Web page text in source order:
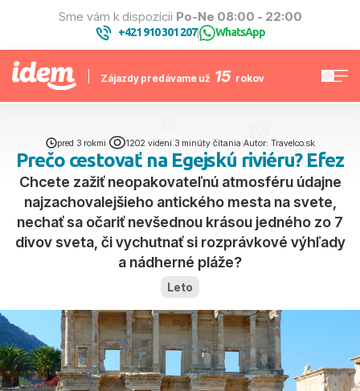
Sme vám k dispozícii Po-Ne 08:00 - 22:00
+421 910 301 207| WhatsApp
Zájazdy predávame už 15 rokov
pred 3 rokmi 1202 videní| 3 minúty čítania Autor: Travelco.sk
Prečo cestovať na Egejskú riviéru? Efez
Chcete zažiť neopakovateľnú atmosféru údajne
najzachovalejšieho antického mesta na svete,
nechať sa očariť nevšednou krásou jedného zo 7
divov sveta, či vychutnať si rozprávkové výhľady
a nádherné pláže?
Leto